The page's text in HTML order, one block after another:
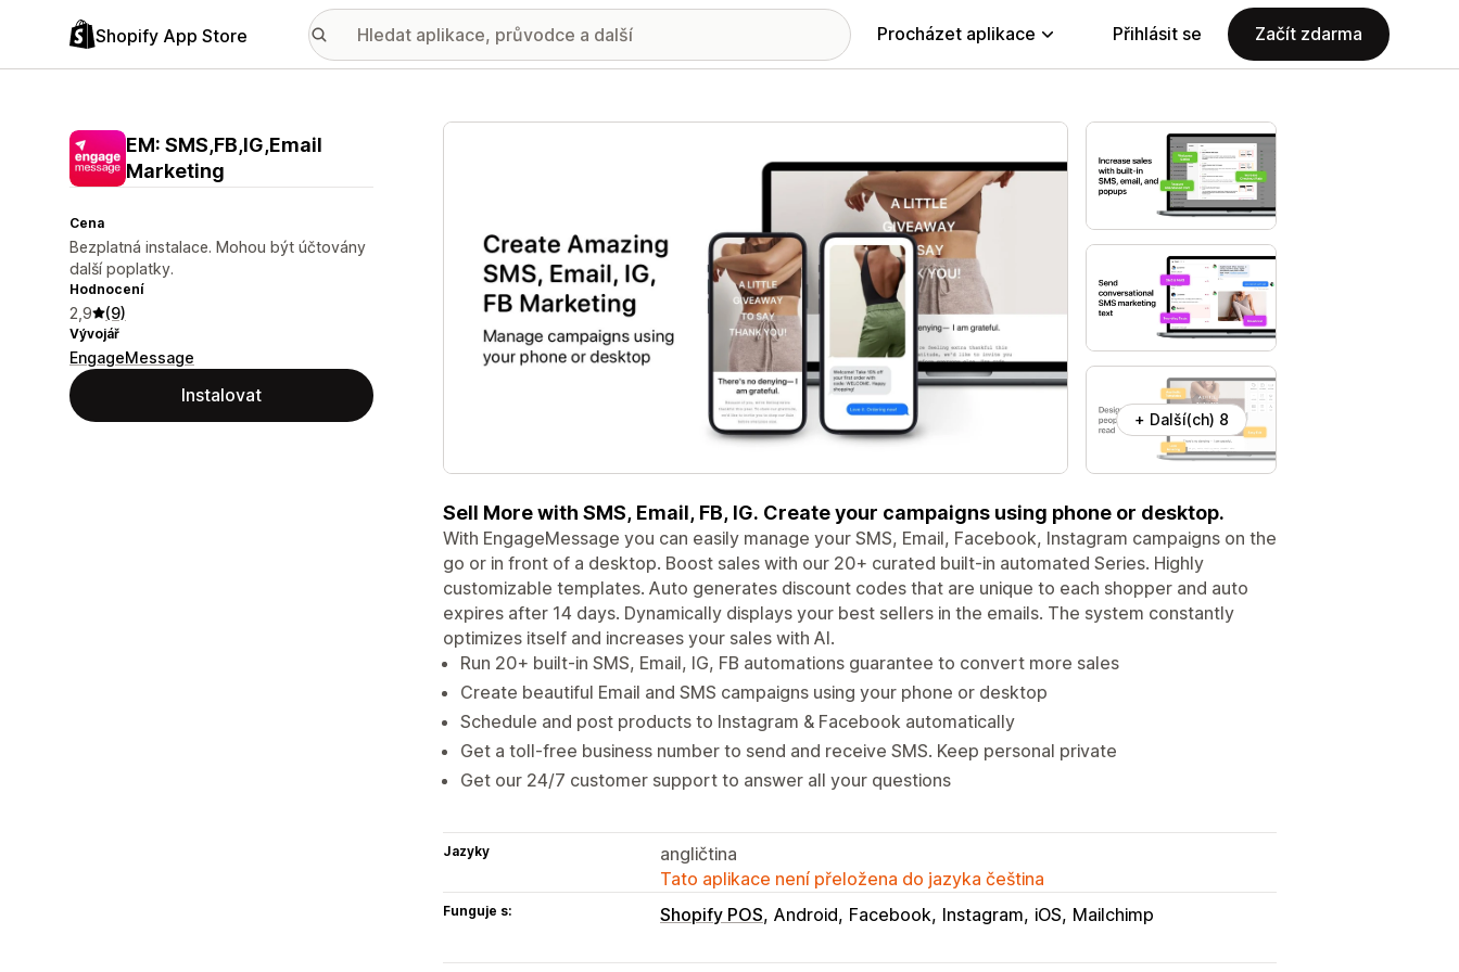
Shopify App Store Procházet aplikace Přihlásit se Začít zdarma
EM: SMS,FB,IG,Email
Marketing
Cena
Bezplatná instalace. Mohou být účtovány
další poplatky.
Hodnocení
2,9 (9)
Vývojář
EngageMessage
Instalovat
Galerie propagovaných obrázků
+ Další(ch) 8
Sell More with SMS, Email, FB, IG. Create your campaigns using phone or desktop.
With EngageMessage you can easily manage your SMS, Email, Facebook, Instagram campaigns on the
go or in front of a desktop. Boost sales with our 20+ curated built-in automated Series. Highly
customizable templates. Auto generates discount codes that are unique to each shopper and auto
expires after 14 days. Dynamically displays your best sellers in the emails. The system constantly
optimizes itself and increases your sales with AI.
Run 20+ built-in SMS, Email, IG, FB automations guarantee to convert more sales
Create beautiful Email and SMS campaigns using your phone or desktop
Schedule and post products to Instagram & Facebook automatically
Get a toll-free business number to send and receive SMS. Keep personal private
Get our 24/7 customer support to answer all your questions
Jazyky
angličtina
Tato aplikace není přeložena do jazyka čeština
Funguje s: Shopify POS Android Facebook Instagram iOS Mailchimp